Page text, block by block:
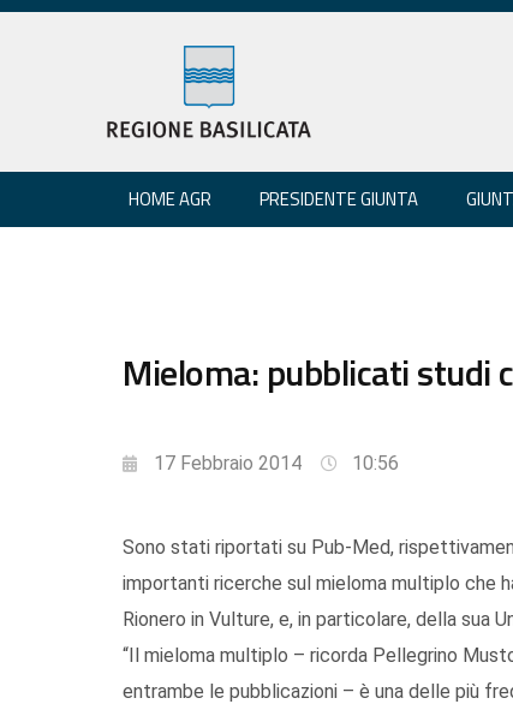
HOME AGR PRESIDENTE GIUNTA
Mieloma: pubblicati studi
17 Febbraio 2014 10:56
Sono stati riportati su Pub-Med,
importanti ricerche sul mieloma multiplo che
Rionero in Vulture, e, in particolare, della sua
“Il mieloma multiplo – ricorda Pellegrino
entrambe le pubblicazioni – è una delle più